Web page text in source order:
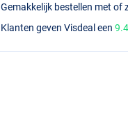
Gemakkelijk bestellen met of
Klanten geven Visdeal een